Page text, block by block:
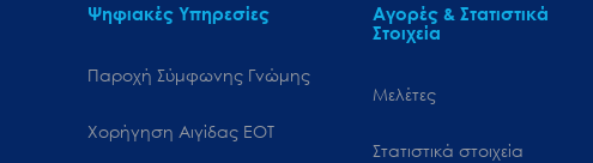
Ψηφιακές Υπηρεσίες
Παροχή Σύμφωνης Γνώμης
Χορήγηση Αιγίδας ΕΟΤ
Αγορές & Στατιστικά
Στοιχεία
Μελέτες
Στατιστικά στοιχεία